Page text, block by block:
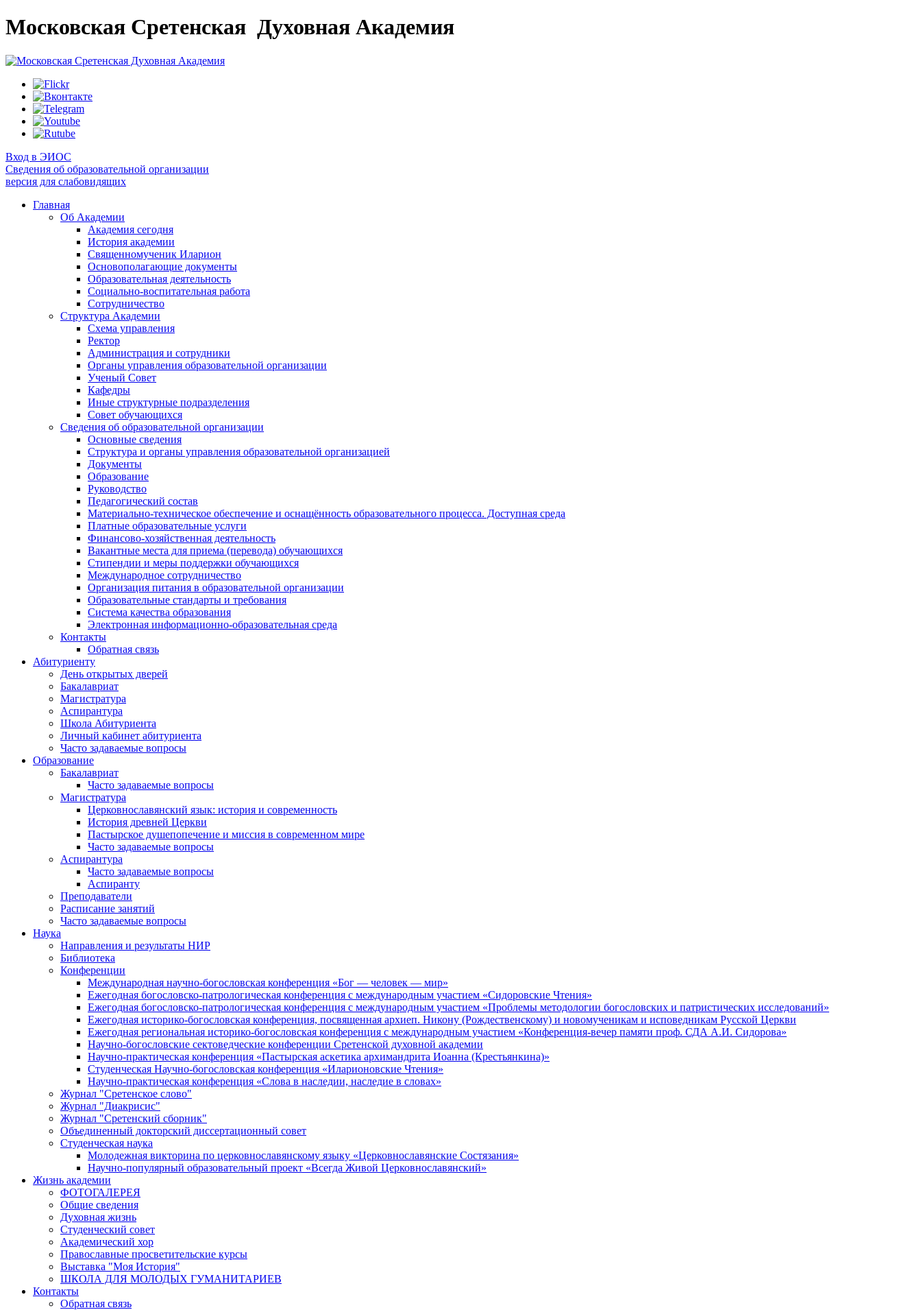
Московская Сретенская Духовная Академия
Вход в ЭИОС
Сведения об образовательной организации
версия для слабовидящих
Главная
Об Академии
Академия сегодня
История академии
Священномученик Иларион
Основополагающие документы
Образовательная деятельность
Социально-воспитательная работа
Сотрудничество
Структура Академии
Схема управления
Ректор
Администрация и сотрудники
Органы управления образовательной организации
Ученый Совет
Кафедры
Иные структурные подразделения
Совет обучающихся
Сведения об образовательной организации
Основные сведения
Структура и органы управления образовательной организацией
Документы
Образование
Руководство
Педагогический состав
Материально-техническое обеспечение и оснащённость образовательного процесса. Доступная среда
Платные образовательные услуги
Финансово-хозяйственная деятельность
Вакантные места для приема (перевода) обучающихся
Стипендии и меры поддержки обучающихся
Международное сотрудничество
Организация питания в образовательной организации
Образовательные стандарты и требования
Система качества образования
Электронная информационно-образовательная среда
Контакты
Обратная связь
Абитуриенту
День открытых дверей
Бакалавриат
Магистратура
Аспирантура
Школа Абитуриента
Личный кабинет абитуриента
Часто задаваемые вопросы
Образование
Бакалавриат
Часто задаваемые вопросы
Магистратура
Церковнославянский язык: история и современность
История древней Церкви
Пастырское душепопечение и миссия в современном мире
Часто задаваемые вопросы
Аспирантура
Часто задаваемые вопросы
Аспиранту
Преподаватели
Расписание занятий
Часто задаваемые вопросы
Наука
Направления и результаты НИР
Библиотека
Конференции
Международная научно-богословская конференция «Бог — человек — мир»
Ежегодная богословско-патрологическая конференция с международным участием «Сидоровские Чтения»
Ежегодная богословско-патрологическая конференция с международным участием «Проблемы методологии богословских и патристических исследований»
Ежегодная историко-богословская конференция, посвященная архиеп. Никону (Рождественскому) и новомученикам и исповедникам Русской Церкви
Ежегодная региональная историко-богословская конференция с международным участием «Конференция-вечер памяти проф. СДА А.И. Сидорова»
Научно-богословские сектоведческие конференции Сретенской духовной академии
Научно-практическая конференция «Пастырская аскетика архимандрита Иоанна (Крестьянкина)»
Студенческая Научно-богословская конференция «Иларионовские Чтения»
Научно-практическая конференция «Cлова в наследии, наследие в словах»
Журнал "Сретенское слово"
Журнал "Диакрисис"
Журнал "Сретенский сборник"
Объединенный докторский диссертационный совет
Студенческая наука
Молодежная викторина по церковнославянскому языку «Церковнославянские Состязания»
Научно-популярный образовательный проект «Всегда Живой Церковнославянский»
Жизнь академии
ФОТОГАЛЕРЕЯ
Общие сведения
Духовная жизнь
Студенческий совет
Академический хор
Православные просветительские курсы
Выставка "Моя История"
ШКОЛА ДЛЯ МОЛОДЫХ ГУМАНИТАРИЕВ
Контакты
Обратная связь